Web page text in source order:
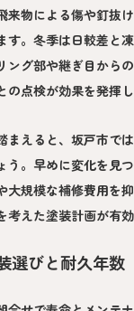
来物による傷や釘抜
す。冬季は日較差と
ング部や継ぎ目から
点検が効果を発揮し
まえると、坂戸市で
う。早めに変化を見
大規模な補修費用を
えた塗装計画が有効
選びと耐久年数